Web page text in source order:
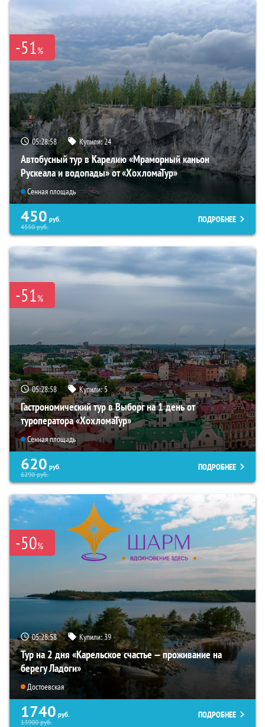
-51%
05:28:57 Купили:24
Автобусный тур в Карелию «Мраморный каньон
Рускеала и водопады» от «ХохломаТур»
Сенная площадь
450 руб.
4550руб.
ПОДРОБНЕЕ
-51%
05:28:57 Купили:5
Гастрономический тур в Выборг на 1 день от
туроператора «ХохломаТур»
Сенная площадь
620 руб.
6290руб.
ПОДРОБНЕЕ
-50%
05:28:57 Купили:39
Тур на 2 дня «Карельское счастье — проживание на
берегу Ладоги»
Достоевская
1740 руб.
13900руб.
ПОДРОБНЕЕ